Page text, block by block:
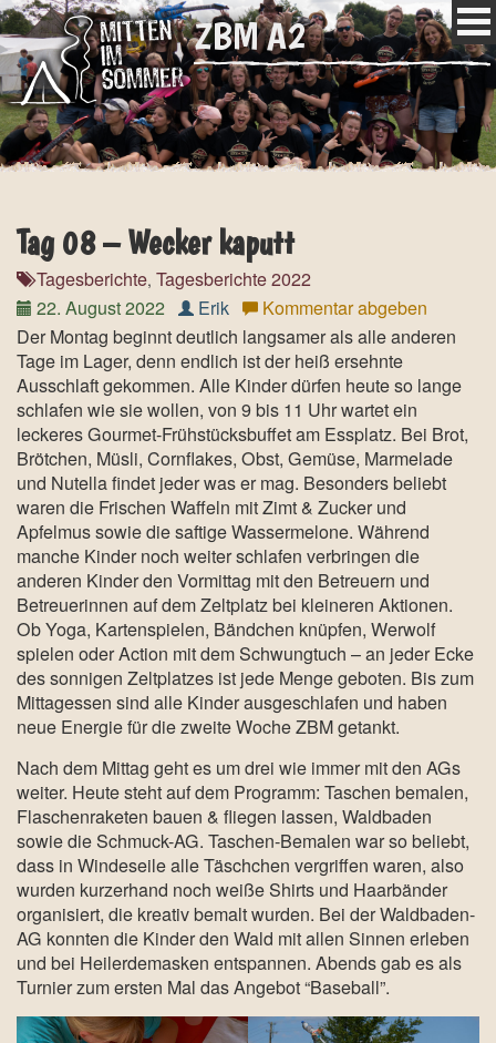
ZBM A2
Tag 08 – Wecker kaputt
Tagesberichte, Tagesberichte 2022
22. August 2022
Erik
Kommentar abgeben
Der Montag beginnt deutlich langsamer als alle anderen
Tage im Lager, denn endlich ist der heiß ersehnte
Ausschlaft gekommen. Alle Kinder dürfen heute so lange
schlafen wie sie wollen, von 9 bis 11 Uhr wartet ein
leckeres Gourmet-Frühstücksbuffet am Essplatz. Bei Brot,
Brötchen, Müsli, Cornflakes, Obst, Gemüse, Marmelade
und Nutella findet jeder was er mag. Besonders beliebt
waren die Frischen Waffeln mit Zimt & Zucker und
Apfelmus sowie die saftige Wassermelone. Während
manche Kinder noch weiter schlafen verbringen die
anderen Kinder den Vormittag mit den Betreuern und
Betreuerinnen auf dem Zeltplatz bei kleineren Aktionen.
Ob Yoga, Kartenspielen, Bändchen knüpfen, Werwolf
spielen oder Action mit dem Schwungtuch – an jeder Ecke
des sonnigen Zeltplatzes ist jede Menge geboten. Bis zum
Mittagessen sind alle Kinder ausgeschlafen und haben
neue Energie für die zweite Woche ZBM getankt.
Nach dem Mittag geht es um drei wie immer mit den AGs
weiter. Heute steht auf dem Programm: Taschen bemalen,
Flaschenraketen bauen & fliegen lassen, Waldbaden
sowie die Schmuck-AG. Taschen-Bemalen war so beliebt,
dass in Windeseile alle Täschchen vergriffen waren, also
wurden kurzerhand noch weiße Shirts und Haarbänder
organisiert, die kreativ bemalt wurden. Bei der Waldbaden-
AG konnten die Kinder den Wald mit allen Sinnen erleben
und bei Heilerdemasken entspannen. Abends gab es als
Turnier zum ersten Mal das Angebot “Baseball”.